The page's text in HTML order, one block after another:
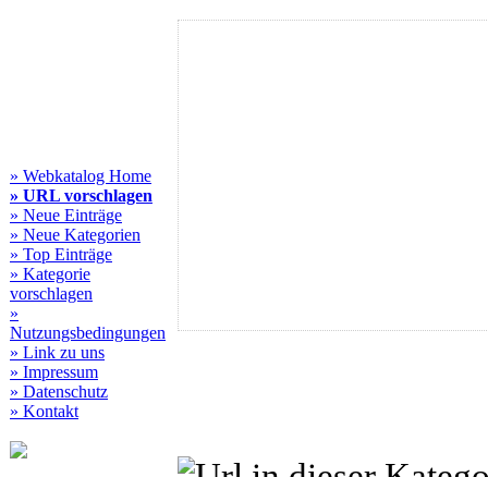
» Webkatalog Home
» URL vorschlagen
» Neue Einträge
» Neue Kategorien
» Top Einträge
» Kategorie
vorschlagen
»
Nutzungsbedingungen
» Link zu uns
» Impressum
» Datenschutz
» Kontakt